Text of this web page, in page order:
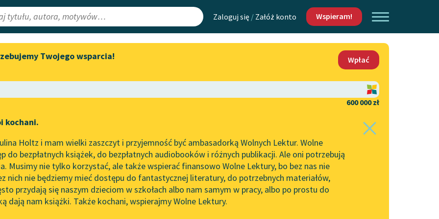
Zaloguj się / Załóż konto Wspieram!
Lektury
redakcyjne
Aktualności
Spotkanie z Katarzyną Tunkiel
do słuchania na Wolnych
Lekturach
Nowy audiobook – „Marzenie
o Oriencie” Sophie Elkan
Kolekcja Nadwyraz.com x
Wolne Lektury – idealna na
Mapa Wolnych Lektur
Leśmianator
API
OAI-PMH
Widget Wolnych Lektur
Kontakt
O projekcie
Zasady wykorzystania
Wolnych Lektur
Logotypy
Materiały promocyjne
Twojego wsparcia!
Wpłać
600 000 zł
kochani.
Holtz i mam wielki zaszczyt i przyjemność być ambasadorką Wolnych Lektur. Wolne
do bezpłatnych książek, do bezpłatnych audiobooków i różnych publikacji. Ale oni potrzebują
Musimy nie tylko korzystać, ale także wspierać finansowo Wolne Lektury, bo bez nas nie
nich nie będziemy mieć dostępu do fantastycznej literatury, do potrzebnych materiałów,
przydają się naszym dzieciom w szkołach albo nam samym w pracy, albo po prostu do
dają nam książki. Także kochani, wspierajmy Wolne Lektury.
Bolesław Prus✖